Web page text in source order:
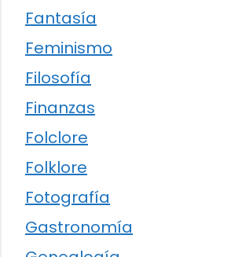
Fantasía
Feminismo
Filosofía
Finanzas
Folclore
Folklore
Fotografía
Gastronomía